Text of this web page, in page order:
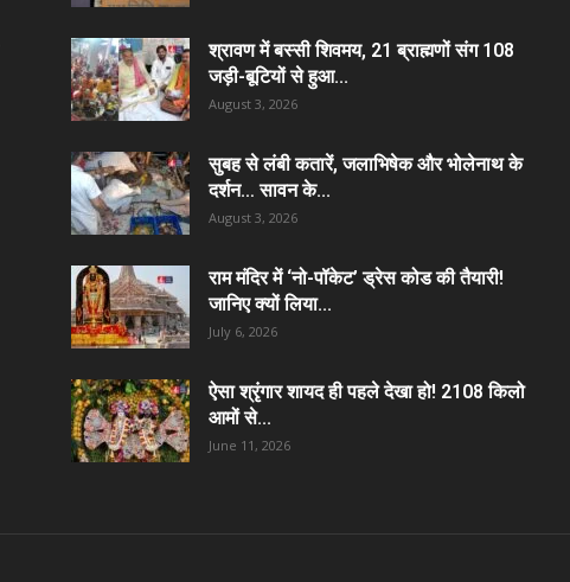
श्रावण में बस्सी शिवमय, 21 ब्राह्मणों संग 108
जड़ी-बूटियों से हुआ...
August 3, 2026
सुबह से लंबी कतारें, जलाभिषेक और भोलेनाथ के
दर्शन… सावन के...
August 3, 2026
राम मंदिर में ‘नो-पॉकेट’ ड्रेस कोड की तैयारी!
जानिए क्यों लिया...
July 6, 2026
ऐसा श्रृंगार शायद ही पहले देखा हो! 2108 किलो
आमों से...
June 11, 2026